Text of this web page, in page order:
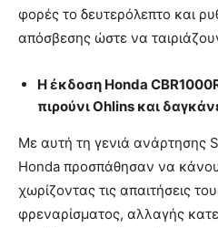
φορές το δευτερόλεπτο και
απόσβεσης ώστε να
H έκδοση Honda
πιρούνι Ohlins και
Με αυτή τη γενιά ανάρτησης
Honda προσπάθησαν να
χωρίζοντας τις απαιτήσεις
φρεναρίσματος, αλλαγής